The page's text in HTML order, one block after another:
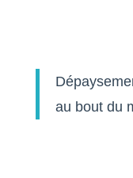
au bout du